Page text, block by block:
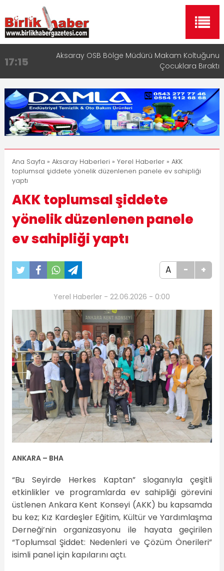
17:15
Aksaray OSB Bölge Müdürü Makam Koltuğunu
Çocuklara Bıraktı
16:00
Aksaray Esnaf Rehberi ile Google ve Yapay Zeka
Aramalarında Öne Çıkın
8:23 Aksaray Esnaf Rehberi Hizmete Girdi
11:30
Birlikhaber.com Yayın Hayatına Başladı | Hızlı ve
Akıllı Haber Platformu
13:33 Taşımacılıkta Dijital Devrim: Rota Sepetim
Ana Sayfa » Aksaray Haberleri » Yerel Haberler» AKK
toplumsal şiddete yönelik düzenlenen panele ev sahipliği
yaptı
AKK toplumsal şiddete
yönelik düzenlenen panele
ev sahipliği yaptı
A - +
Yerel Haberler - 22.06.2026 - 0:00
ANKARA – BHA
“Bu Seyirde Herkes Kaptan” sloganıyla çeşitli
etkinlikler ve programlarda ev sahipliği görevini
üstlenen Ankara Kent Konseyi (AKK) bu kapsamda
bu kez; Kız Kardeşler Eğitim, Kültür ve Yardımlaşma
Derneği’nin organizasyonu ile hayata geçirilen
“Toplumsal Şiddet: Nedenleri ve Çözüm Önerileri”
isimli panel için kapılarını açtı.